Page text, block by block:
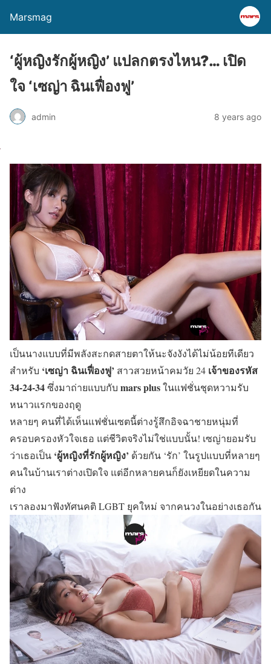
Marsmag
‘ผู้หญิงรักผู้หญิง’ แปลกตรงไหน?… เปิด
ใจ ‘เซญ่า ฉินเฟื่องฟู’
admin 8 years ago
เป็นนางแบบที่มีพลังสะกดสายตาให้นะจังงังได้ไม่น้อยทีเดียว
สำหรับ ‘เซญ่า ฉินเฟื่องฟู’ สาวสวยหน้าคมวัย 24 เจ้าของรหัส
34-24-34ซึ่งมาถ่ายแบบกับ mars plusในแฟชั่นชุดหวามรับ
หนาวแรกของฤดู
หลายๆ คนที่ได้เห็นแฟชั่นเซตนี้ต่างรู้สึกอิจฉาชายหนุ่มที่
ครอบครองหัวใจเธอ แต่ชีวิตจริงไม่ใช่แบบนั้น! เซญ่ายอมรับ
ว่าเธอเป็น ‘ผู้หญิงที่รักผู้หญิง’ ด้วยกัน ‘รัก’ ในรูปแบบที่หลายๆ
คนในบ้านเราต่างเปิดใจ แต่อีกหลายคนก็ยังเหยียดในความ
ต่าง
เราลองมาฟังทัศนคติ LGBT ยุคใหม่ จากคนวงในอย่างเธอกัน